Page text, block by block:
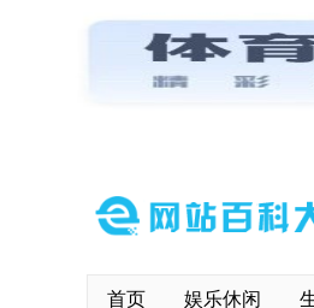
网站首页 保存到桌面
首页 娱乐休闲